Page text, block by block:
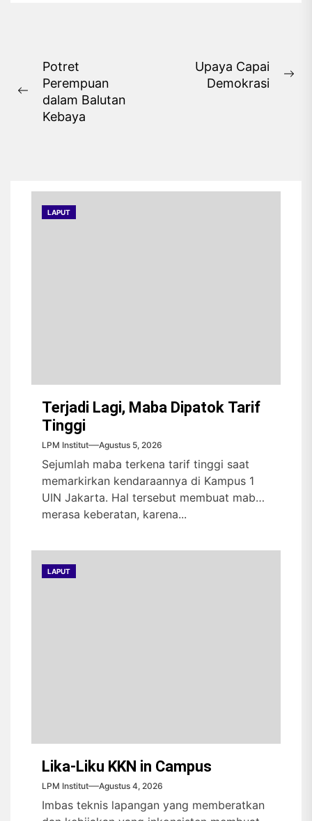
Navigasi
pos
Previous
post:
Potret
Perempuan
dalam Balutan
Kebaya
Upaya Capai
Demokrasi
LAPUT
Terjadi Lagi, Maba Dipatok Tarif
Tinggi
LPM Institut Agustus 5, 2026
Sejumlah maba terkena tarif tinggi saat
memarkirkan kendaraannya di Kampus 1
UIN Jakarta. Hal tersebut membuat maba
merasa keberatan, karena...
LAPUT
Lika-Liku KKN in Campus
LPM Institut Agustus 4, 2026
Imbas teknis lapangan yang memberatkan